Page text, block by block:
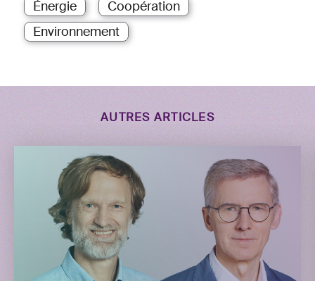
Énergie
Coopération
Environnement
AUTRES ARTICLES